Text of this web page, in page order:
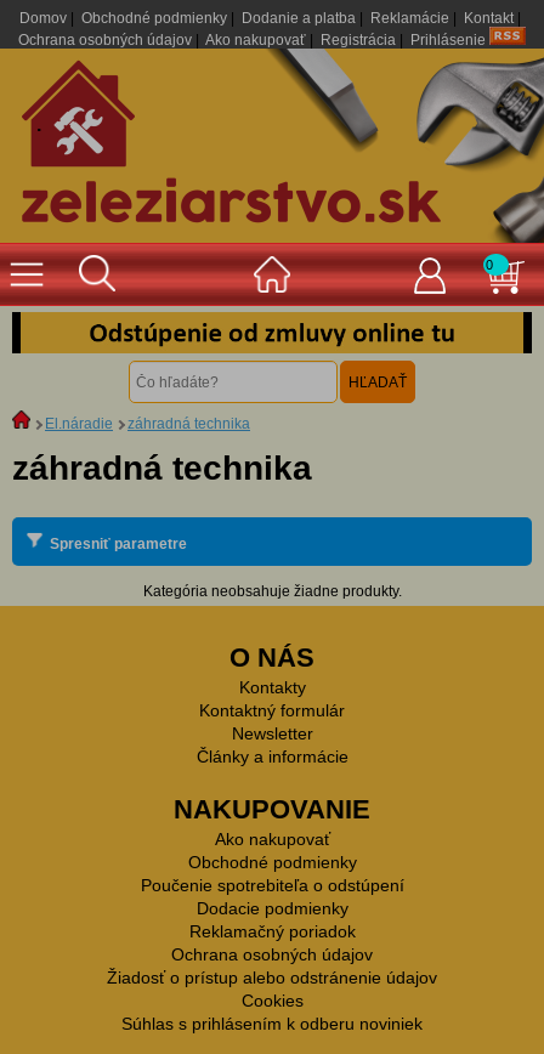
Domov Obchodné podmienky Dodanie a platba Reklamácie Kontakt|
Ochrana osobných údajov
Ako nakupovať Registrácia Prihlásenie
.
0
El.náradie záhradná technika
záhradná technika
Spresniť parametre
Kategória neobsahuje žiadne produkty.
O NÁS
Kontakty
Kontaktný formulár
Newsletter
Články a informácie
NAKUPOVANIE
Ako nakupovať
Obchodné podmienky
Poučenie spotrebiteľa o odstúpení
Dodacie podmienky
Reklamačný poriadok
Ochrana osobných údajov
Žiadosť o prístup alebo odstránenie údajov
Cookies
Súhlas s prihlásením k odberu noviniek